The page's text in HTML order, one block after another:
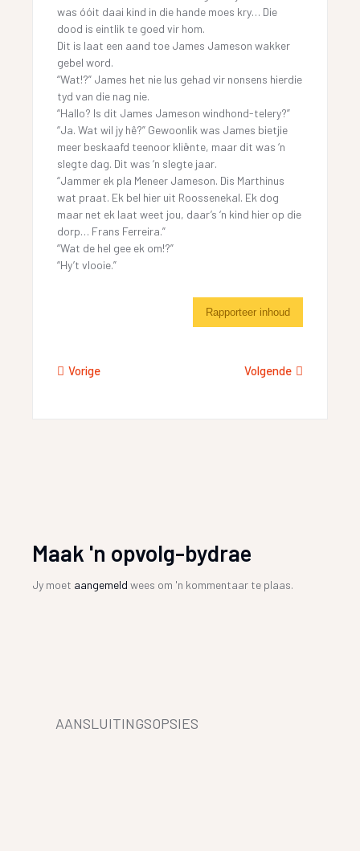
was óóit daai kind in die hande moes kry… Die
dood is eintlik te goed vir hom.
Dit is laat een aand toe James Jameson wakker
gebel word.
“Wat!?” James het nie lus gehad vir nonsens hierdie
tyd van die nag nie.
“Hallo? Is dit James Jameson windhond-telery?”
“Ja. Wat wil jy hê?” Gewoonlik was James bietjie
meer beskaafd teenoor kliënte, maar dit was ‘n
slegte dag. Dit was ‘n slegte jaar.
“Jammer ek pla Meneer Jameson. Dis Marthinus
wat praat. Ek bel hier uit Roossenekal. Ek dog
maar net ek laat weet jou, daar’s ‘n kind hier op die
dorp… Frans Ferreira.”
“Wat de hel gee ek om!?”
“Hy’t vlooie.”
Rapporteer inhoud
Vorige Volgende
Maak 'n opvolg-bydrae
Jy moet aangemeld wees om 'n kommentaar te plaas.
AANSLUITINGSOPSIES